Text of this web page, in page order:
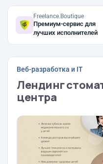
Freelance.Boutique
Премиум-сервис для
лучших исполнителей
Веб-разработка и IT
Лендинг
центра